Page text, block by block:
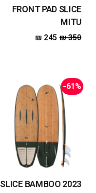
FRONT PAD SLICE
MITU
₪350
₪ 245
-61%
SLICE BAMBOO 2023